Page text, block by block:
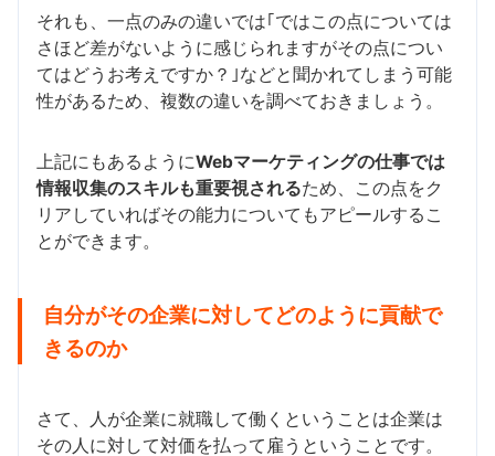
それも、一点のみの違いでは｢ではこの点については
さほど差がないように感じられますがその点につい
てはどうお考えですか？｣などと聞かれてしまう可能
性があるため、複数の違いを調べておきましょう。
上記にもあるようにWebマーケティングの仕事では
情報収集のスキルも重要視されるため、この点をク
リアしていればその能力についてもアピールするこ
とができます。
自分がその企業に対してどのように貢献で
きるのか
さて、人が企業に就職して働くということは企業は
その人に対して対価を払って雇うということです。